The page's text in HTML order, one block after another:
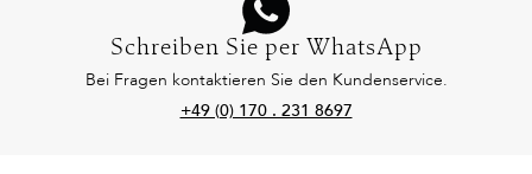
Schreiben Sie per WhatsApp
Bei Fragen kontaktieren Sie den Kundenservice.
+49 (0) 170 . 231 8697